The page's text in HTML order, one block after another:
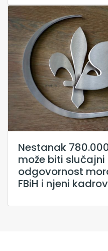
Nestanak
može biti slučajni
odgovornost
FBiH i njeni